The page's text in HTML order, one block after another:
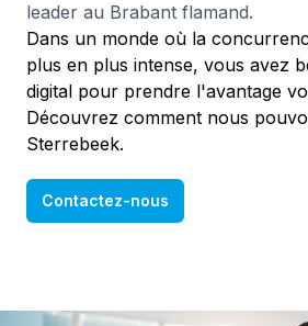
leader au Brabant flamand.
Dans un monde où la
plus en plus intense, vous avez
digital pour prendre l'avantage
Découvrez comment nous
Sterrebeek.
Contactez-nous